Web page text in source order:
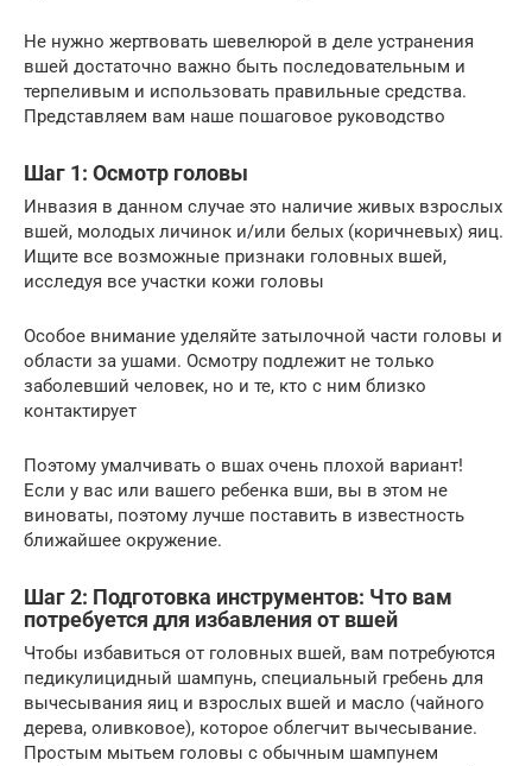
Не нужно жертвовать шевелюрой в деле устранения
вшей достаточно важно быть последовательным и
терпеливым и использовать правильные средства.
Представляем вам наше пошаговое руководство
Шаг 1: Осмотр головы
Инвазия в данном случае это наличие живых взрослых
вшей, молодых личинок и/или белых (коричневых) яиц.
Ищите все возможные признаки головных вшей,
исследуя все участки кожи головы
Особое внимание уделяйте затылочной части головы и
области за ушами. Осмотру подлежит не только
заболевший человек, но и те, кто с ним близко
контактирует
Поэтому умалчивать о вшах очень плохой вариант!
Если у вас или вашего ребенка вши, вы в этом не
виноваты, поэтому лучше поставить в известность
ближайшее окружение.
Шаг 2: Подготовка инструментов: Что вам
потребуется для избавления от вшей
Чтобы избавиться от головных вшей, вам потребуются
педикулицидный шампунь, специальный гребень для
вычесывания яиц и взрослых вшей и масло (чайного
дерева, оливковое), которое облегчит вычесывание.
Простым мытьем головы c обычным шампунем